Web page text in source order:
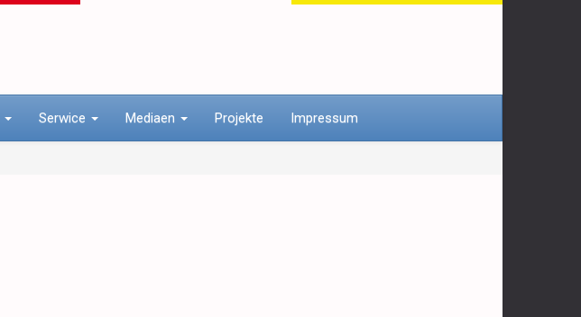
Serwice Mediaen Projekte Impressum